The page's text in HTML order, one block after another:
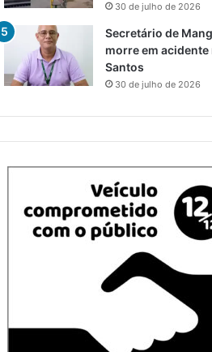
30 de julho de 2026
Secretário de
morre em acidente
Santos
30 de julho de 2026